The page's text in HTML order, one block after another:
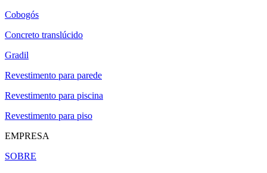
Cobogós
Concreto translúcido
Gradil
Revestimento para parede
Revestimento para piscina
Revestimento para piso
EMPRESA
SOBRE